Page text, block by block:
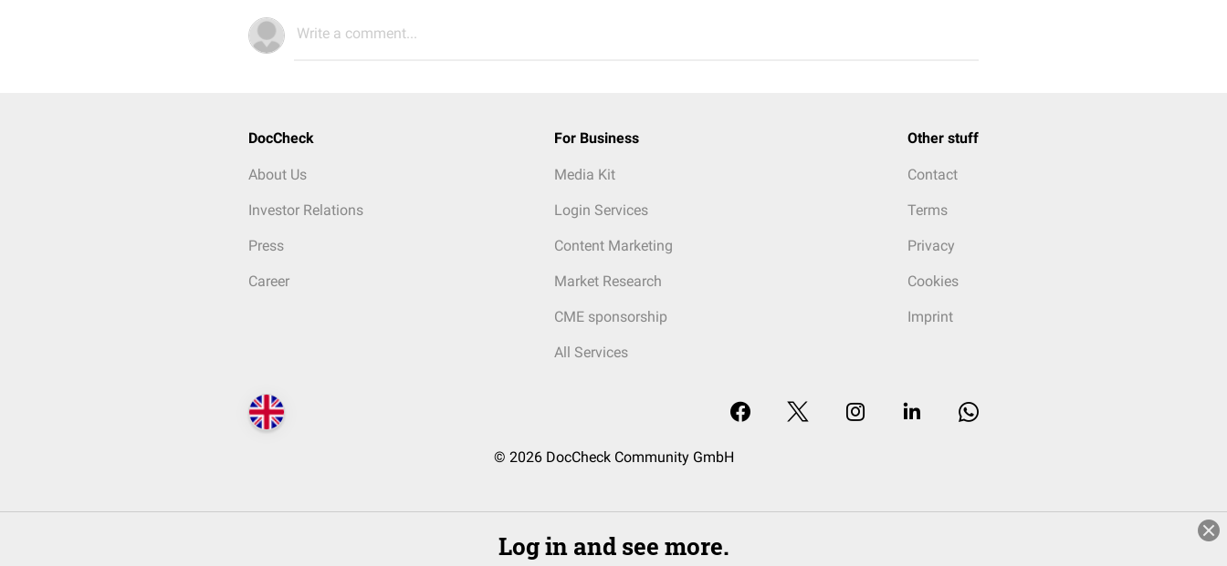
Write a comment...
DocCheck
About Us
Investor Relations
Press
Career
For Business
Media Kit
Login Services
Content Marketing
Market Research
CME sponsorship
All Services
Other stuff
Contact
Terms
Privacy
Cookies
Imprint
© 2026 DocCheck Community GmbH
Log in and see more.